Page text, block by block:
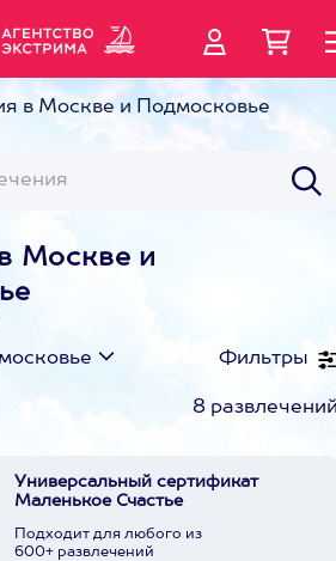
в Москве и Подмосковье
Москве и
Фильтры
8
Универсальный сертификат
Маленькое Счастье
Подходит для любого из
600+ развлечений